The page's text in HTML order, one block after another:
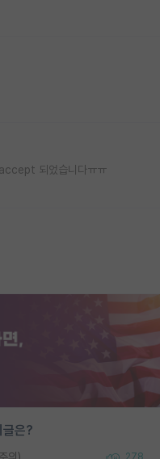
되었습니다ㅠㅠ
글은?
의) 278